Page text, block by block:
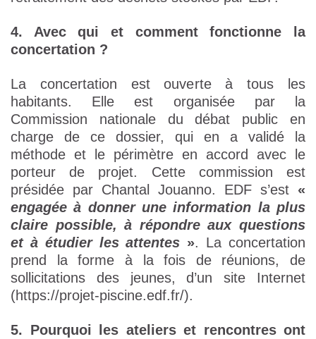
4. Avec qui et comment fonctionne la
concertation ?
La concertation est ouverte à tous les
habitants. Elle est organisée par la
Commission nationale du débat public en
charge de ce dossier, qui en a validé la
méthode et le périmètre en accord avec le
porteur de projet. Cette commission est
présidée par Chantal Jouanno. EDF s’est «
engagée à donner une information la plus
claire possible, à répondre aux questions
et à étudier les attentes ». La concertation
prend la forme à la fois de réunions, de
sollicitations des jeunes, d’un site Internet
(https://projet-piscine.edf.fr/).
5. Pourquoi les ateliers et rencontres ont